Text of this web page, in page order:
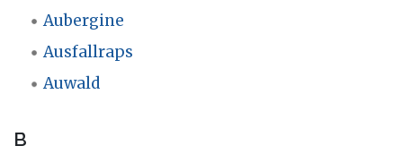
Aubergine
Ausfallraps
Auwald
B